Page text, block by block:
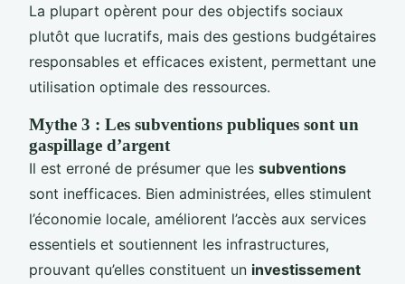
La plupart opèrent pour des objectifs sociaux
plutôt que lucratifs, mais des gestions budgétaires
responsables et efficaces existent, permettant une
utilisation optimale des ressources.
Mythe 3 : Les subventions publiques sont un
gaspillage d’argent
Il est erroné de présumer que les subventions
sont inefficaces. Bien administrées, elles stimulent
l’économie locale, améliorent l’accès aux services
essentiels et soutiennent les infrastructures,
prouvant qu’elles constituent un investissement